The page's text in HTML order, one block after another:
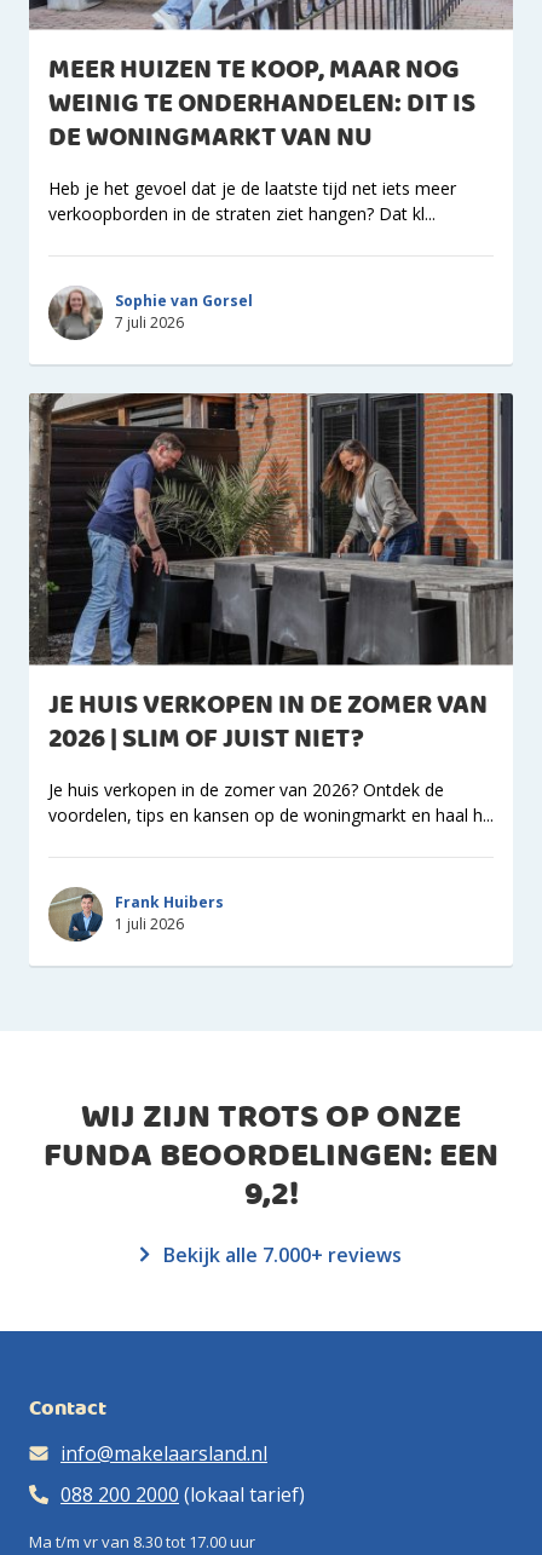
MEER HUIZEN TE KOOP, MAAR NOG
WEINIG TE ONDERHANDELEN: DIT IS
DE WONINGMARKT VAN NU
Heb je het gevoel dat je de laatste tijd net iets meer
verkoopborden in de straten ziet hangen? Dat kl...
Sophie van Gorsel
7 juli 2026
JE HUIS VERKOPEN IN DE ZOMER VAN
2026 | SLIM OF JUIST NIET?
Je huis verkopen in de zomer van 2026? Ontdek de
voordelen, tips en kansen op de woningmarkt en haal h...
Frank Huibers
1 juli 2026
WIJ ZIJN TROTS OP ONZE
FUNDA BEOORDELINGEN: EEN
9,2!
Bekijk alle 7.000+ reviews
Contact
info@makelaarsland.nl
088 200 2000 (lokaal tarief)
Ma t/m vr van 8.30 tot 17.00 uur